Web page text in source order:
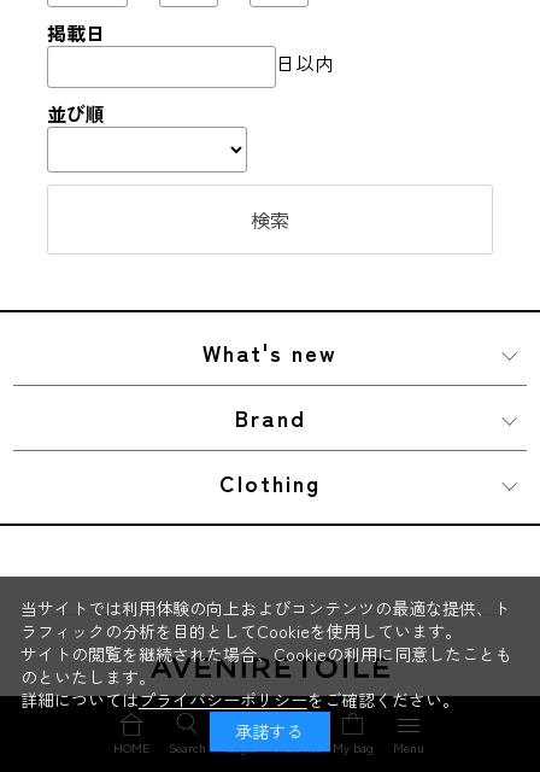
掲載日
日以内
並び順
What's new
Brand
Clothing
Official Site
HOME Search Login Wish list My bag Menu
当サイトでは利用体験の向上およびコンテンツの最適な提供、ト
ラフィックの分析を目的としてCookieを使用しています。
サイトの閲覧を継続された場合、Cookieの利用に同意したことも
のといたします。
詳細についてはプライバシーポリシーをご確認ください。
承諾する